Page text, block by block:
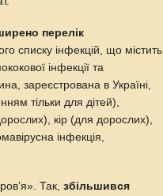
перелік
списку інфекцій, що містить
інфекції та
зареєстрована в Україні,
тільки для дітей),
кір (для дорослих),
інфекція,
Так,збільшився